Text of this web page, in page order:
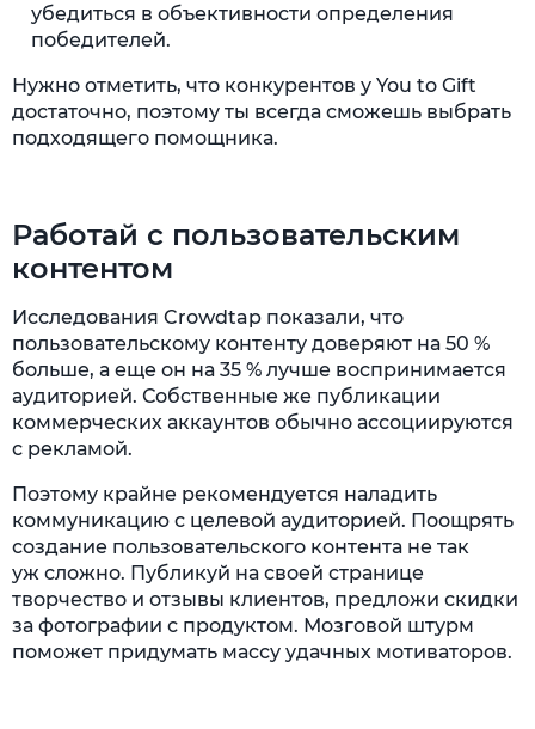
убедиться в объективности определения
победителей.
Нужно отметить, что конкурентов у You to Gift
достаточно, поэтому ты всегда сможешь выбрать
подходящего помощника.
Работай с пользовательским
контентом
Исследования Crowdtap показали, что
пользовательскому контенту доверяют на 50 %
больше, а еще он на 35 % лучше воспринимается
аудиторией. Собственные же публикации
коммерческих аккаунтов обычно ассоциируются
с рекламой.
Поэтому крайне рекомендуется наладить
коммуникацию с целевой аудиторией. Поощрять
создание пользовательского контента не так
уж сложно. Публикуй на своей странице
творчество и отзывы клиентов, предложи скидки
за фотографии с продуктом. Мозговой штурм
поможет придумать массу удачных мотиваторов.